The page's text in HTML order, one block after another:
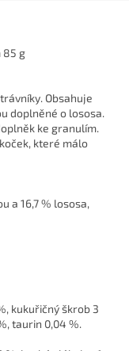
85 g
Obsahuje
doplněné o lososa.
ke granulím.
které málo
a 16,7 % lososa,
kukuřičný škrob 3
taurin 0,04 %.